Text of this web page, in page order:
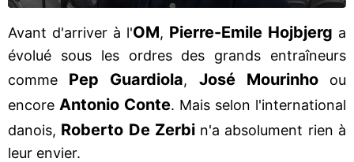
Avant d'arriver à l'OM, Pierre-Emile Hojbjerg a
évolué sous les ordres des grands entraîneurs
comme Pep Guardiola, José Mourinhoou
encore Antonio Conte. Mais selon l'international
danois, Roberto De Zerbin'a absolument rien à
leur envier.